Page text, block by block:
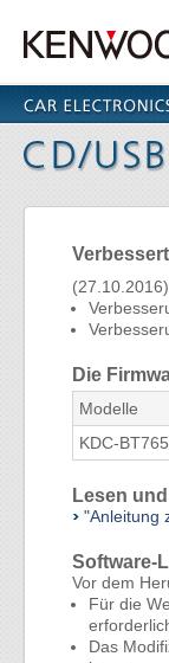
(27.10.2016)
Die
Modelle
KDC-
Lesen
"Anleitung
Software-
Vor dem
Für die
Das